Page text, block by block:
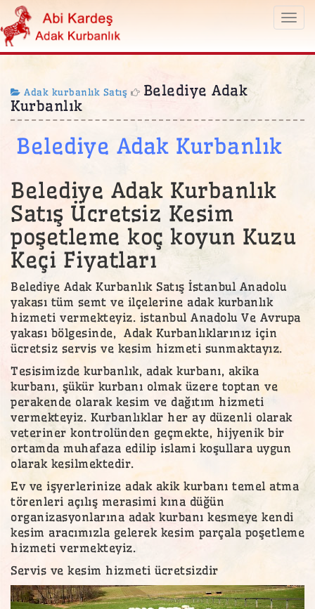
Adak kurbanlık Satış
Belediye Adak
Kurbanlık
Belediye Adak Kurbanlık
Belediye Adak Kurbanlık
Satış Ücretsiz Kesim
poşetleme koç koyun Kuzu
Keçi Fiyatları
Belediye Adak Kurbanlık Satış İstanbul Anadolu
yakası tüm semt ve ilçelerine adak kurbanlık
hizmeti vermekteyiz. istanbul Anadolu Ve Avrupa
yakası bölgesinde, Adak Kurbanlıklarınız için
ücretsiz servis ve kesim hizmeti sunmaktayız.
Tesisimizde kurbanlık, adak kurbanı, akika
kurbanı, şükür kurbanı olmak üzere toptan ve
perakende olarak kesim ve dağıtım hizmeti
vermekteyiz. Kurbanlıklar her ay düzenli olarak
veteriner kontrolünden geçmekte, hijyenik bir
ortamda muhafaza edilip islami koşullara uygun
olarak kesilmektedir.
Ev ve işyerlerinize adak akik kurbanı temel atma
törenleri açılış merasimi kına düğün
organizasyonlarına adak kurbanı kesmeye kendi
kesim aracımızla gelerek kesim parçala poşetleme
hizmeti vermekteyiz.
Servis ve kesim hizmeti ücretsizdir